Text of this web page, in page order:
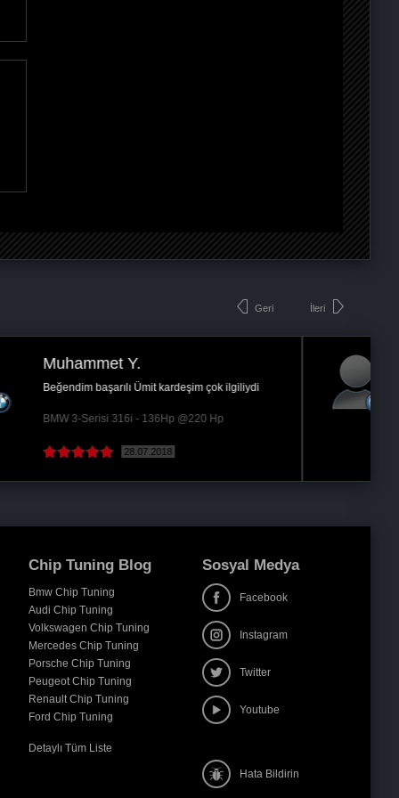
Geri
Tolga E.
Çok iyi menmun kaldık
Volkswagen Crafter 2.5 TDi - 109Hp @166 Hp
İleri
Chip Tuning Blog
Bmw Chip Tuning
Audi Chip Tuning
Volkswagen Chip Tuning
Mercedes Chip Tuning
Porsche Chip Tuning
Peugeot Chip Tuning
Renault Chip Tuning
Ford Chip Tuning
Detaylı Tüm Liste
Sosyal Medya
Facebook
Instagram
Twitter
Youtube
Hata Bildirin